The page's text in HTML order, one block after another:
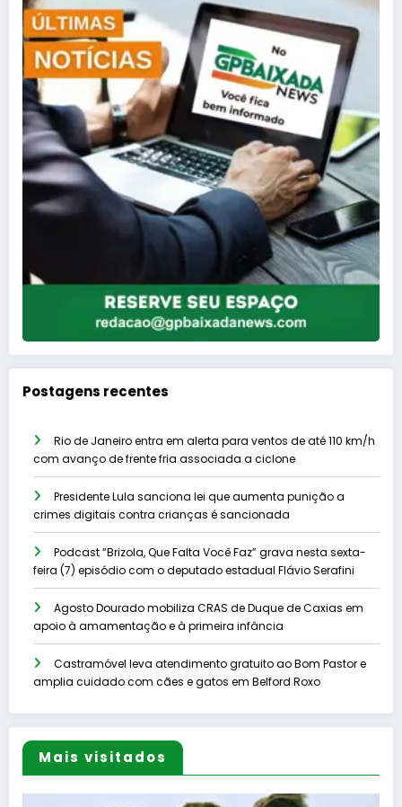
Postagens recentes
Rio de Janeiro entra em alerta para ventos de até 110 km/h
com avanço de frente fria associada a ciclone
Presidente Lula sanciona lei que aumenta punição a
crimes digitais contra crianças é sancionada
Podcast “Brizola, Que Falta Você Faz” grava nesta sexta-
feira (7) episódio com o deputado estadual Flávio Serafini
Agosto Dourado mobiliza CRAS de Duque de Caxias em
apoio à amamentação e à primeira infância
Castramóvel leva atendimento gratuito ao Bom Pastor e
amplia cuidado com cães e gatos em Belford Roxo
Mais visitados